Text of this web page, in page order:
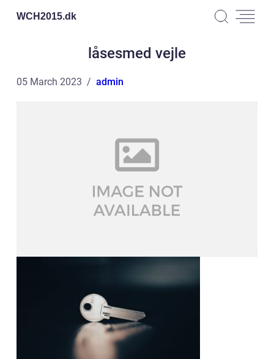
WCH2015.dk
låsesmed vejle
05 March 2023 admin